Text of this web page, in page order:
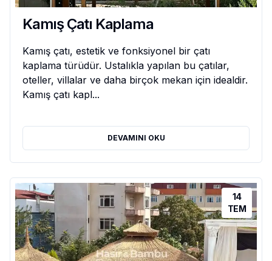
Kamış Çatı Kaplama
Kamış çatı, estetik ve fonksiyonel bir çatı
kaplama türüdür. Ustalıkla yapılan bu çatılar,
oteller, villalar ve daha birçok mekan için idealdir.
Kamış çatı kapl...
DEVAMINI OKU
14
TEM